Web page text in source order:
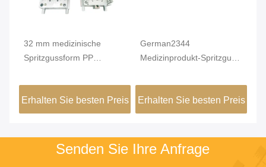
32 mm medizinische
Spritzgussform PP
medizinisches
Kunststoffformteil
Erhalten Sie besten Preis
German2344
Medizinprodukt-Spritzguss
Kappe
Erhalten Sie besten Preis
Senden Sie Ihre Anfrage